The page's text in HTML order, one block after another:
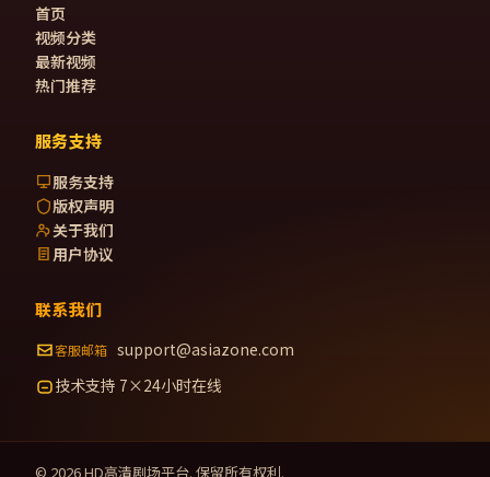
首页
视频分类
最新视频
热门推荐
服务支持
服务支持
版权声明
关于我们
用户协议
联系我们
客服邮箱 support@asiazone.com
技术支持 7×24小时在线
© 2026HD高清剧场平台. 保留所有权利.